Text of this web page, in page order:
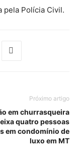
pela Polícia Civil.
Próximo artigo
em churrasqueira
quatro pessoas
em condomínio de
luxo em MT